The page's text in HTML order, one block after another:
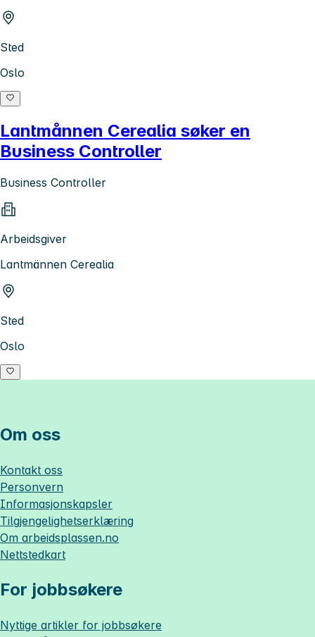
Sted
Oslo
Lantmånnen Cerealia søker en
Business Controller
Business Controller
Arbeidsgiver
Lantmännen Cerealia
Sted
Oslo
Om oss
Kontakt oss
Personvern
Informasjonskapsler
Tilgjengelighetserklæring
Om arbeidsplassen.no
Nettstedkart
For jobbsøkere
Nyttige artikler for jobbsøkere